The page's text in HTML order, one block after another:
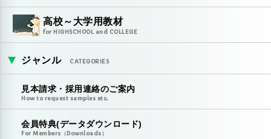
高校～大学用教材
for HIGHSCHOOL and COLLEGE
ジャンル CATEGORIES
見本請求・採用連絡のご案内
How to request samples etc.
会員特典(データダウンロード)
For Members（Downloads）